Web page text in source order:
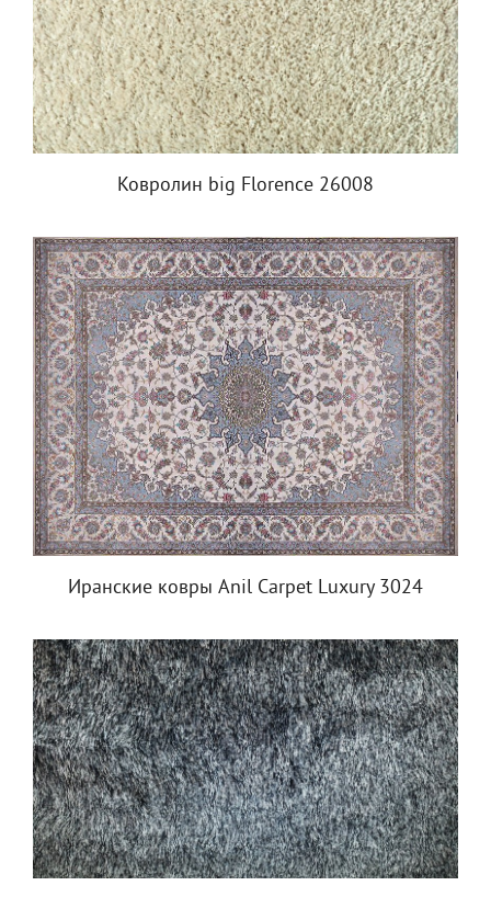
Ковролин big Florence 26008
Иранские ковры Anil Carpet Luxury 3024